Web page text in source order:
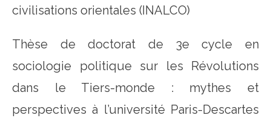
civilisations orientales (INALCO)
Thèse de doctorat de 3e cycle en
sociologie politique sur les Révolutions
dans le Tiers-monde : mythes et
perspectives à l’université Paris-Descartes